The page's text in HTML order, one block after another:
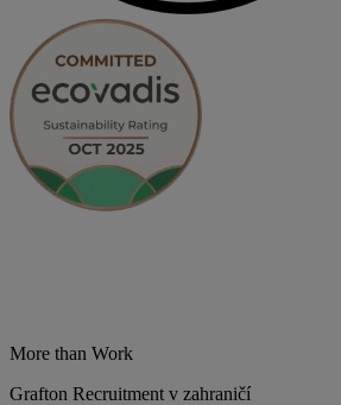
More than Work
Grafton Recruitment v zahraničí